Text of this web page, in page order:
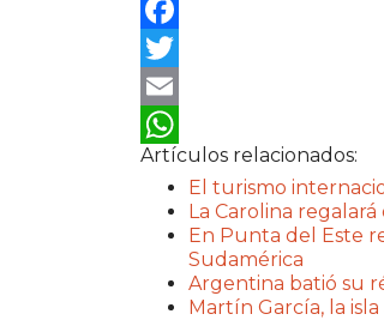
Facebook
Twitter
Email
WhatsApp
Artículos relacionados:
El turismo
La Carolina
En Punta del Este
Sudamérica
Argentina batió su
Martín García, la